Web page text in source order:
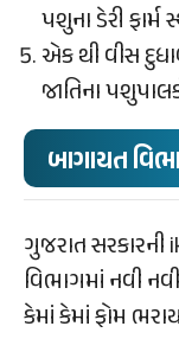
પશુના ડેરી
એક થી વીસ
જાતિના
બાગાયત
ગુજરાત
વિભાગમાં નવી
કેમાં કેમાં ફોમ